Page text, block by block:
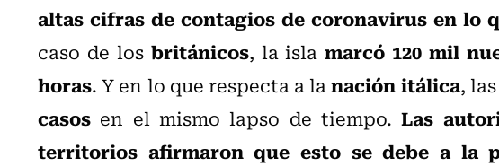
altas cifras de contagios de coronavirus en lo
caso de los británicos, la islamarcó 120 mil
horas. Y en lo que respecta a lanación itálica,
casos en el mismo lapso de tiempo.Las
territorios afirmaron que esto se debe a la